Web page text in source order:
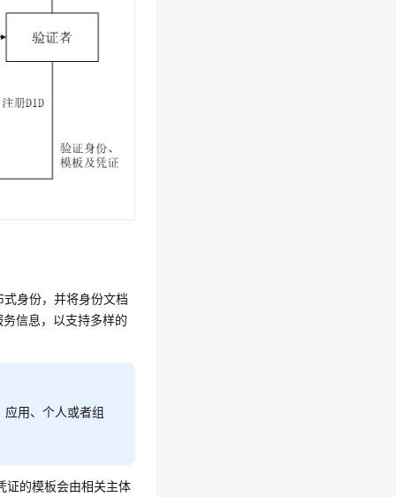
身份，并将身份文档
信息，以支持多样的
应用、个人或者组
证的模板会由相关主体